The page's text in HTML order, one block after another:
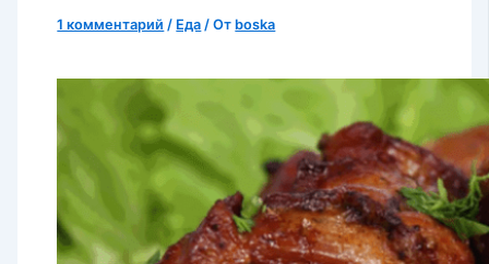
1 комментарий / Еда / От boska